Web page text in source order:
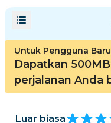
Untuk Pengguna
Dapatkan
perjalanan Anda
Luar biasa